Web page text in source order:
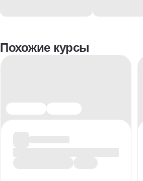
Похожие курсы